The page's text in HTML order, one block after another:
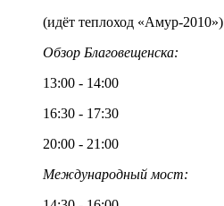
(идёт теплоход «Амур-2010»)
Обзор Благовещенска:
13:00 - 14:00
16:30 - 17:30
20:00 - 21:00
Международный мост: